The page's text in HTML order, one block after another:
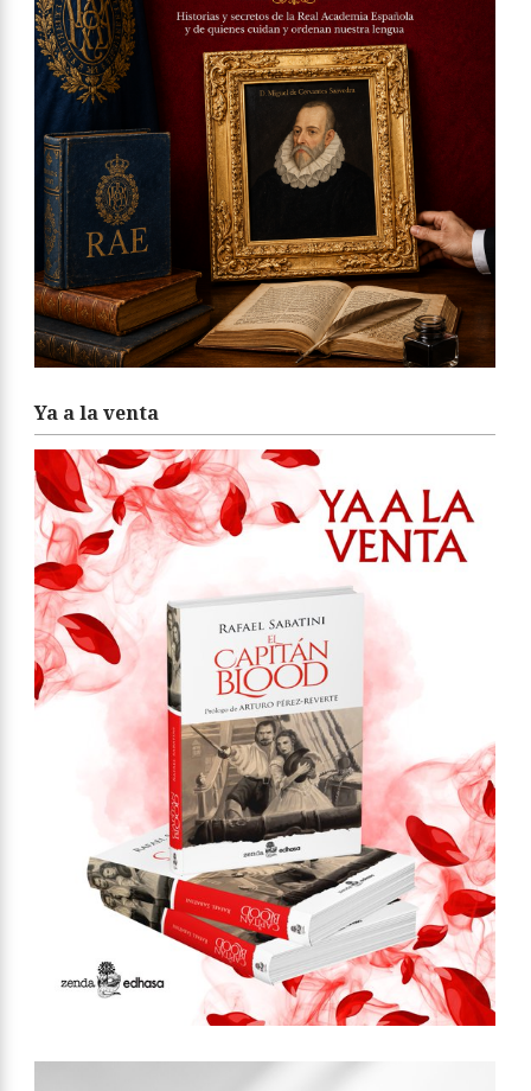
Ya a la venta